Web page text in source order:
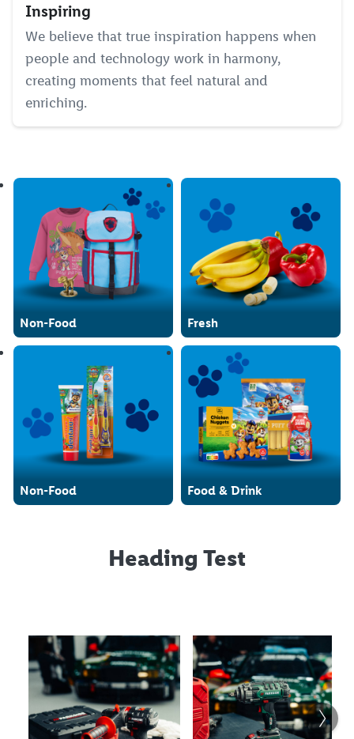
Inspiring
We believe that true inspiration happens when
people and technology work in harmony,
creating moments that feel natural and
enriching.
Non-Food Fresh
Non-Food Food & Drink
Heading Test